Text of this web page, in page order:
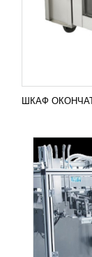
ШКАФ
входит
МАШИНА
1 081